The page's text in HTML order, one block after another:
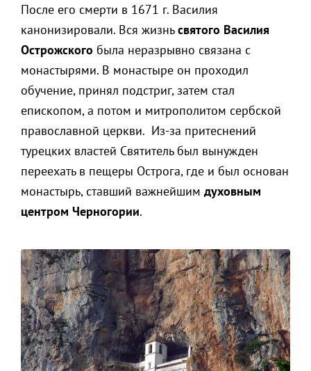
После его смерти в 1671 г. Василия
канонизировали. Вся жизньсвятого Василия
Острожского была неразрывно связана с
монастырями. В монастыре он проходил
обучение, принял подстриг, затем стал
епископом, а потом и митрополитом сербской
православной церкви. Из-за притеснений
турецких властей Святитель был вынужден
переехать в пещеры Острога, где и был основан
монастырь, ставший важнейшим духовным
центром Черногории.